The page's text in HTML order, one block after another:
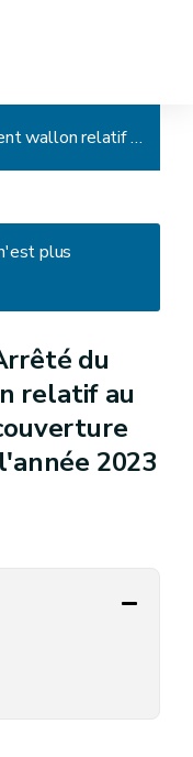
Arrêté du Gouvernement wallon relatif au report de la date de couverture végétale du sol pour l'année 2023
plus
du
relatif au
2023